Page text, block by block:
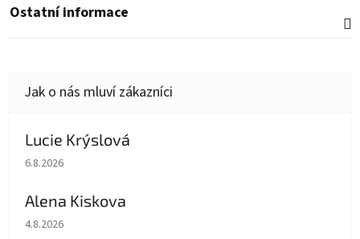
Ostatní informace
Lucie Krýslová
Hodnocení obchodu je 5 z 5 hvězdiček.
6.8.2026
Alena Kiskova
Hodnocení obchodu je 5 z 5 hvězdiček.
4.8.2026